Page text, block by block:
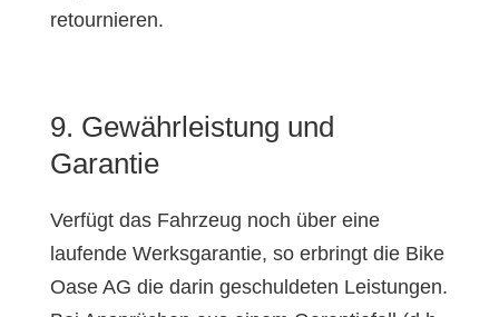
retournieren.
9. Gewährleistung und
Garantie
Verfügt das Fahrzeug noch über eine
laufende Werksgarantie, so erbringt die Bike
Oase AG die darin geschuldeten Leistungen.